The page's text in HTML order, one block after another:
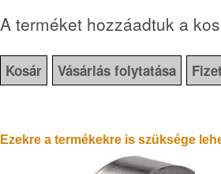
A terméket hozzáadtuk a
Kosár Vásárlás folytatása
Ezekre a termékekre is szüksége